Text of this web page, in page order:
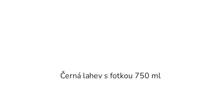
Černá lahev s fotkou 750 ml